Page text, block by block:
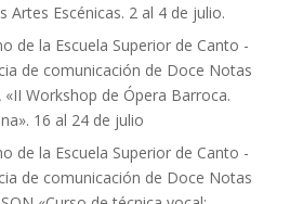
Artes Escénicas. 2 al 4 de julio.
de la Escuela Superior de Canto -
de comunicación de Doce Notas
«II Workshop de Ópera Barroca.
16 al 24 de julio
de la Escuela Superior de Canto -
de comunicación de Doce Notas